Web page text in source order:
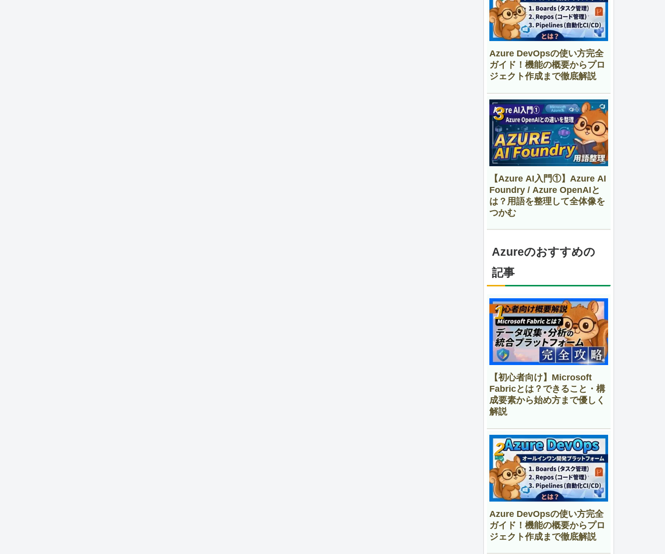
Azure DevOpsの使い方完全
ガイド！機能の概要からプロ
ジェクト作成まで徹底解説
【Azure AI入門①】Azure AI
Foundry / Azure OpenAIと
は？用語を整理して全体像を
つかむ
Azureのおすすめの
記事
【初心者向け】Microsoft
Fabricとは？できること・構
成要素から始め方まで優しく
解説
Azure DevOpsの使い方完全
ガイド！機能の概要からプロ
ジェクト作成まで徹底解説